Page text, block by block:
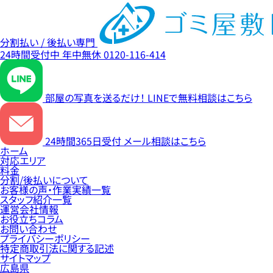
分割払い / 後払い専門
24時間受付中 年中無休0120-116-414
部屋の写真を送るだけ！ LINEで無料相談はこちら
24時間365日受付 メール相談はこちら
ホーム
対応エリア
料金
分割/後払いについて
お客様の声・作業実績一覧
スタッフ紹介一覧
運営会社情報
お役立ちコラム
お問い合わせ
プライバシーポリシー
特定商取引法に関する記述
サイトマップ
広島県